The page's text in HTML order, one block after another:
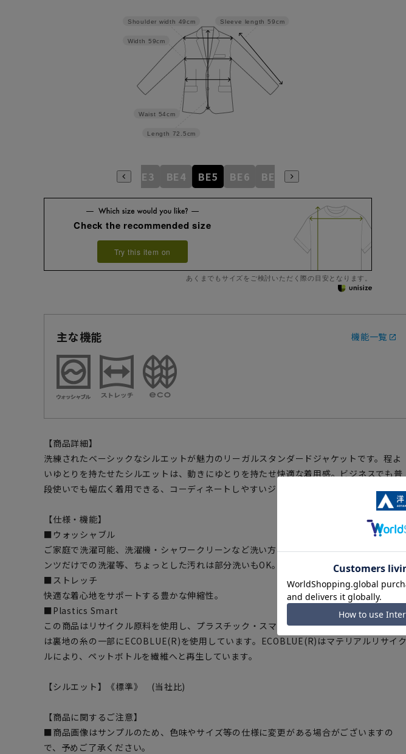
Sleeve length 59cm
Length 72.5cm
Waist 54cm
Width 59cm
Shoulder width 49cm
AB8 BE3 BE4 BE5 BE6 BE7 BE8
Check the recommended size
Try this item on
あくまでもサイズをご検討いただく際の目安となります。
主な機能 機能一覧
【商品詳細】
洗練されたベーシックなシルエットが魅力のリーガルスタンダードジャケットです。程よ
いゆとりを持たせたシルエットは、動きにゆとりを持たせ快適な着用感。ビジネスでも普
段使いでも幅広く着用できる、コーディネートしやすいジャケットです。
【仕様・機能】
■ウォッシャブル
ご家庭で洗濯可能、洗濯機・シャワークリーンなど洗い方も選べます。ジャケットのみパ
ンツだけでの洗濯等、ちょっとした汚れは部分洗いもOK。
■ストレッチ
快適な着心地をサポートする豊かな伸縮性。
■Plastics Smart
この商品はリサイクル原料を使用し、プラスチック・スマートに賛同しています。当製品
は裏地の糸の一部にECOBLUE(R)を使用しています。ECOBLUE(R)はマテリアルリサイク
ルにより、ペットボトルを繊維へと再生しています。
【シルエット】《標準》 (当社比)
【商品に関するご注意】
■商品画像はサンプルのため、色味やサイズ等の仕様に変更がある場合がございますの
で、予めご了承ください。